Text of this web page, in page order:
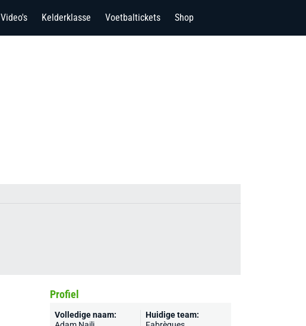
Video's Kelderklasse Voetbaltickets Shop
Profiel
Volledige naam:
Huidige team: